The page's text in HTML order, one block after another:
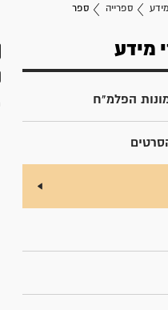
ספרייה ספר
מידע
הפלמ"ח